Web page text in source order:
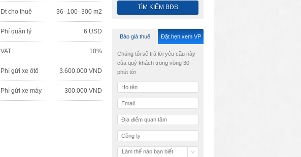
Dt cho thuê 36- 100- 300 m2
Phí quản lý 6 USD
VAT 10%
Phí gửi xe ôtô 3.600.000 VND
Phí gửi xe máy 300.000 VND
Báo giá thuê Đặt hẹn xem VP
Chúng tôi sẽ trả lời yêu cầu này
của quý khách trong vòng 30
phút tới
Làm thế nào bạn biết